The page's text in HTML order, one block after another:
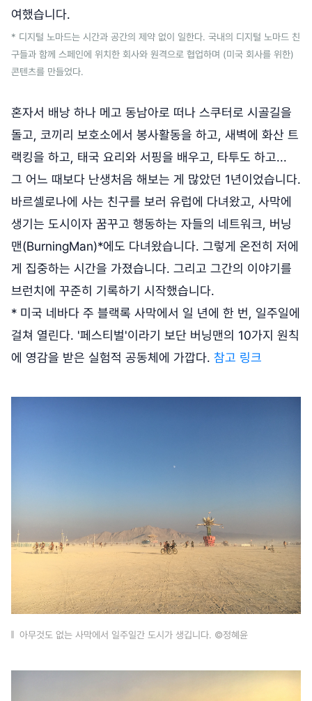
여했습니다.
* 디지털 노마드는 시간과 공간의 제약 없이 일한다. 국내의 디지털 노마드 친
구들과 함께 스페인에 위치한 회사와 원격으로 협업하며 (미국 회사를 위한)
콘텐츠를 만들었다.
혼자서 배낭 하나 메고 동남아로 떠나 스쿠터로 시골길을
돌고, 코끼리 보호소에서 봉사활동을 하고, 새벽에 화산 트
랙킹을 하고, 태국 요리와 서핑을 배우고, 타투도 하고...
그 어느 때보다 난생처음 해보는 게 많았던 1년이었습니다.
바르셀로나에 사는 친구를 보러 유럽에 다녀왔고, 사막에
생기는 도시이자 꿈꾸고 행동하는 자들의 네트워크, 버닝
맨(BurningMan)*에도 다녀왔습니다. 그렇게 온전히 저에
게 집중하는 시간을 가졌습니다. 그리고 그간의 이야기를
브런치에 꾸준히 기록하기 시작했습니다.
* 미국 네바다 주 블랙록 사막에서 일 년에 한 번, 일주일에
걸쳐 열린다. '페스티벌'이라기 보단 버닝맨의 10가지 원칙
에 영감을 받은 실험적 공동체에 가깝다. 참고 링크
아무것도 없는 사막에서 일주일간 도시가 생깁니다. ©정혜윤